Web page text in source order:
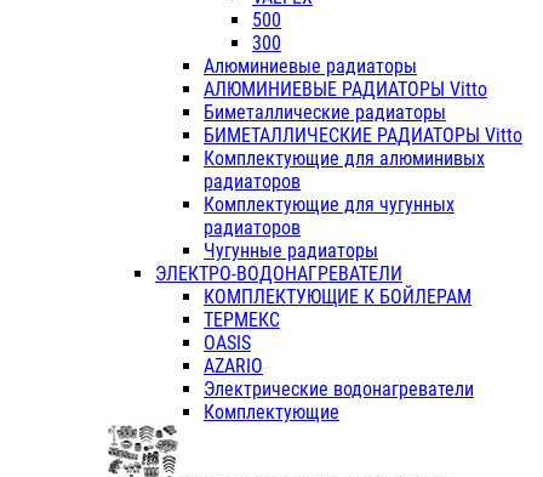
500
300
Алюминиевые радиаторы
АЛЮМИНИЕВЫЕ РАДИАТОРЫ Vitto
Биметаллические радиаторы
БИМЕТАЛЛИЧЕСКИЕ РАДИАТОРЫ Vitto
Комплектующие для алюминивых
радиаторов
Комплектующие для чугунных
радиаторов
Чугунные радиаторы
ЭЛЕКТРО-ВОДОНАГРЕВАТЕЛИ
КОМПЛЕКТУЮЩИЕ К БОЙЛЕРАМ
ТЕРМЕКС
OASIS
AZARIO
Электрические водонагреватели
Комплектующие